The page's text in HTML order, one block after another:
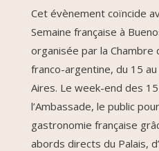
Cet évènement coïncide
Semaine française à
organisée par la Chambre
franco-argentine, du 15
Aires. Le week-end des
l’Ambassade, le public
gastronomie française
abords directs du Palais,